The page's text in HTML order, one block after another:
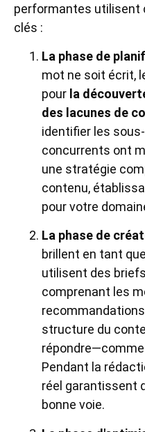
performantes utilisent
clés :
La phase de
mot ne soit écrit,
pour la
des lacunes de
identifier les
concurrents ont
une stratégie
contenu,
pour votre
La phase de
brillent en tant
utilisent des
comprenant les
structure du
Pendant la
réel garantissent
bonne voie.